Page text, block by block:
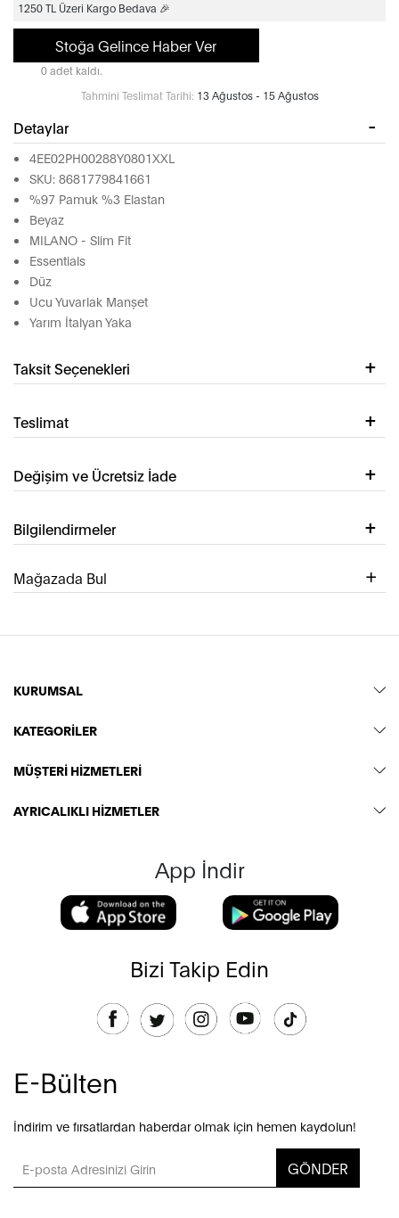
1250 TL Üzeri Kargo Bedava 🎉
Stoğa Gelince Haber Ver
0 adet kaldı.
Tahmini Teslimat Tarihi: 13 Ağustos - 15 Ağustos
Detaylar
4EE02PH00288Y0801XXL
SKU: 8681779841661
%97 Pamuk %3 Elastan
Beyaz
MILANO - Slim Fit
Essentials
Düz
Ucu Yuvarlak Manşet
Yarım İtalyan Yaka
Taksit Seçenekleri
Teslimat
Değişim ve Ücretsiz İade
Bilgilendirmeler
Mağazada Bul
KURUMSAL
KATEGORİLER
MÜŞTERİ HİZMETLERİ
AYRICALIKLI HİZMETLER
App İndir
Bizi Takip Edin
E-Bülten
İndirim ve fırsatlardan haberdar olmak için hemen kaydolun!
GÖNDER